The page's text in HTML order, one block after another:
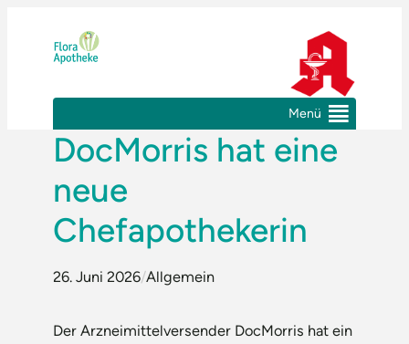
springen
Menü
DocMorris hat eine
neue
Chefapothekerin
26. Juni 2026/Allgemein
Der Arzneimittelversender DocMorris hat ein